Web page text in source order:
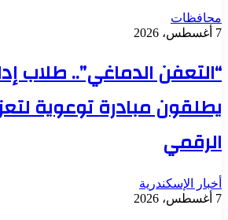
محافظات
7 أغسطس، 2026
“التعفن الدماغي”.. طلاب
يطلقون مبادرة توعوية
الرقمي
أخبار الإسكندرية
7 أغسطس، 2026